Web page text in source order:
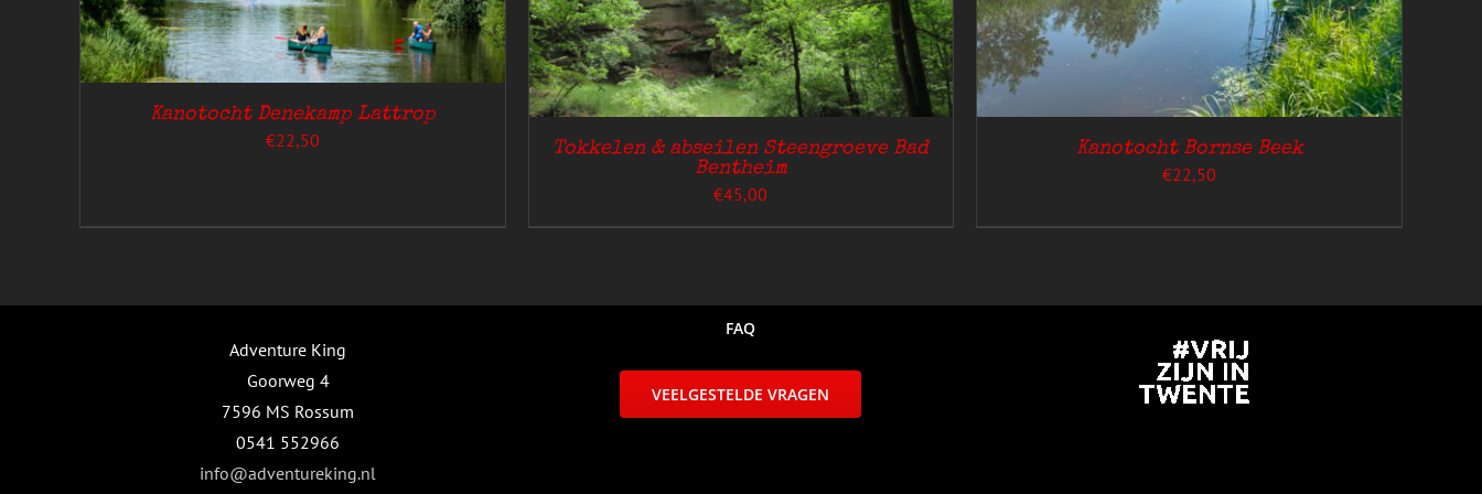
Kanotocht Denekamp Lattrop
€22,50
MEERDERE
VARIATIES.
DEZE
KAN
PRODUCTPAGINA
Tokkelen & abseilen Steengroeve Bad
Bentheim
€45,00
MEERDERE
VARIATIES.
DEZE
OPTIE
KAN
WORDEN
PRODUCTPAGINA
Kanotocht Bornse Beek
€22,50
Adventure King
Goorweg 4
7596 MS Rossum
0541 552966
info@adventureking.nl
FAQ
VEELGESTELDE VRAGEN